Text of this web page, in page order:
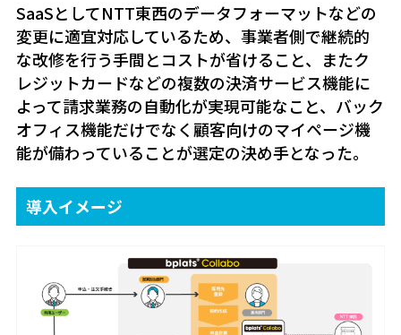
SaaSとしてNTT東西のデータフォーマットなどの
変更に適宜対応しているため、事業者側で継続的
な改修を行う手間とコストが省けること、またク
レジットカードなどの複数の決済サービス機能に
よって請求業務の自動化が実現可能なこと、バック
オフィス機能だけでなく顧客向けのマイページ機
能が備わっていることが選定の決め手となった。
導入イメージ